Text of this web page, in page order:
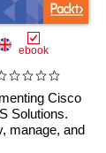
ebook
Cisco
Solutions.
manage, and